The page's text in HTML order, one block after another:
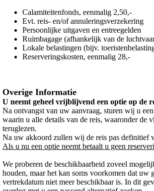
Calamiteitenfonds, eenmalig 2,50,-
Evt. reis- en/of annuleringsverzekering
Persoonlijke uitgaven en entreegelden
Ruimbagage (afhankelijk van de
Lokale belastingen (bijv.
Reserveringskosten, eenmalig 28,-
Overige Informatie
U neemt geheel vrijblijvend een optie op de
Na ontvangst van uw aanvraag, sturen wij u
waarin u alle details van de reis, waaronder de
teruglezen.
Na uw akkoord zullen wij de reis pas definitief
Als u nu een optie neemt betaalt u geen
We proberen de beschikbaarheid zoveel
houden, maar het kan soms voorkomen dat uw
vertrekdatum niet meer beschikbaar is. In dit